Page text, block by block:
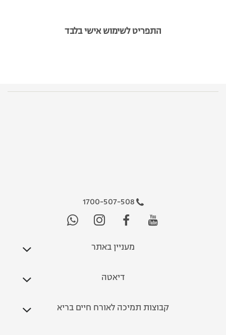
התפריט לשימוש אישי בלבד
1700-507-508
מעניין באתר
דיאטה
קבוצות תמיכה לאורח חיים בריא